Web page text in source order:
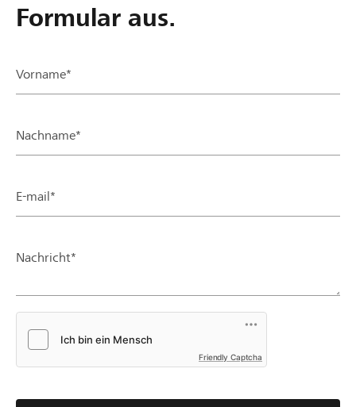
Formular aus.
Vorname*
Nachname*
E-mail*
Nachricht*
Friendly Captcha